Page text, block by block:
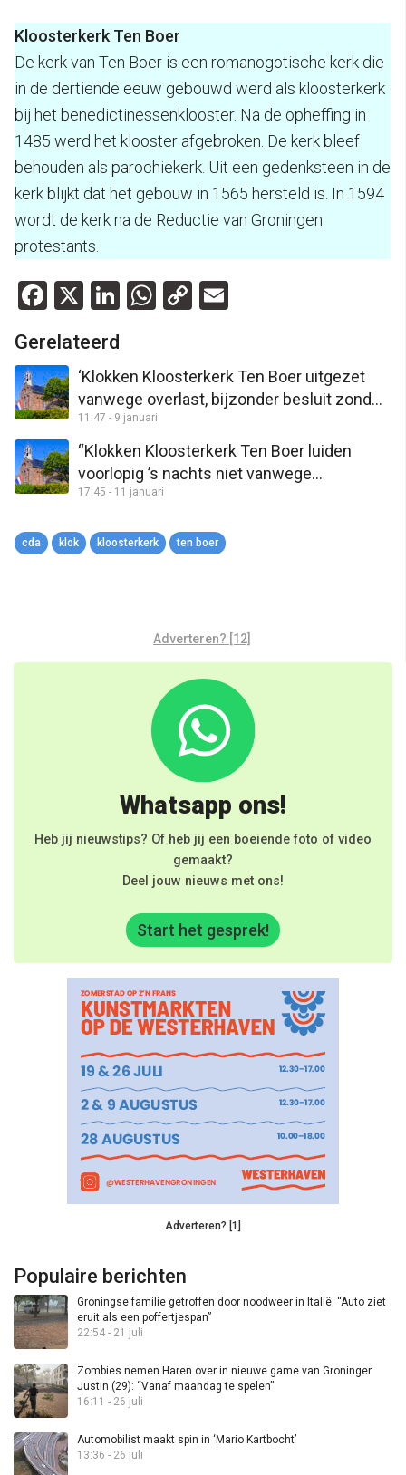
Kloosterkerk Ten Boer
De kerk van Ten Boer is een romanogotische kerk die
in de dertiende eeuw gebouwd werd als kloosterkerk
bij het benedictinessenklooster. Na de opheffing in
1485 werd het klooster afgebroken. De kerk bleef
behouden als parochiekerk. Uit een gedenksteen in de
kerk blijkt dat het gebouw in 1565 hersteld is. In 1594
wordt de kerk na de Reductie van Groningen
protestants.
Facebook
X LinkedIn
WhatsApp
Copy
Gerelateerd
‘Klokken Kloosterkerk Ten Boer uitgezet
vanwege overlast, bijzonder besluit zonder
overleg’
11:47 - 9 januari
“Klokken Kloosterkerk Ten Boer luiden
voorlopig ’s nachts niet vanwege
overschrijden geluidsnorm”
17:45 - 11 januari
cda klok kloosterkerk ten boer
Adverteren? [12]
Whatsapp ons!
Heb jij nieuwstips? Of heb jij een boeiende foto of video
gemaakt?
Deel jouw nieuws met ons!
Start het gesprek!
Adverteren? [1]
Populaire berichten
Groningse familie getroffen door noodweer in Italië: “Auto ziet
eruit als een poffertjespan”
22:54 - 21 juli
Zombies nemen Haren over in nieuwe game van Groninger
Justin (29): “Vanaf maandag te spelen”
16:11 - 26 juli
Automobilist maakt spin in ‘Mario Kartbocht’
13:36 - 26 juli